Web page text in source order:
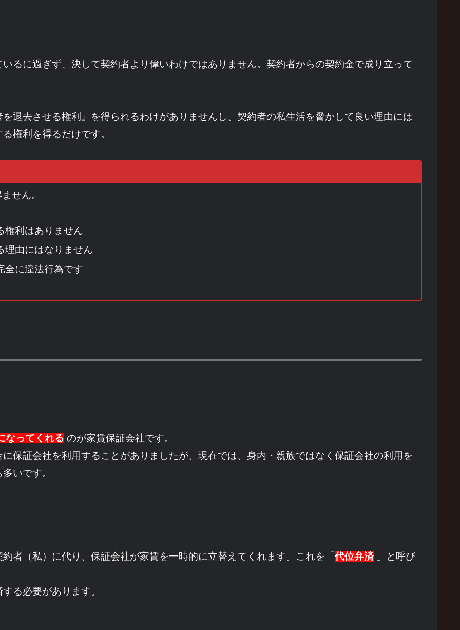
るに過ぎず、決して契約者より偉いわけではありません。契約者からの契約金で成り立って
退去させる権利』を得られるわけがありませんし、契約者の私生活を脅かして良い理由には
権利を得るだけです。
せん。
権利はありません
理由にはなりません
全に違法行為です
なってくれる のが家賃保証会社です。
保証会社を利用することがありましたが、現在では、身内・親族ではなく保証会社の利用を
いです。
者（私）に代り、保証会社が家賃を一時的に立替えてくれます。これを「代位弁済 」と呼び
る必要があります。